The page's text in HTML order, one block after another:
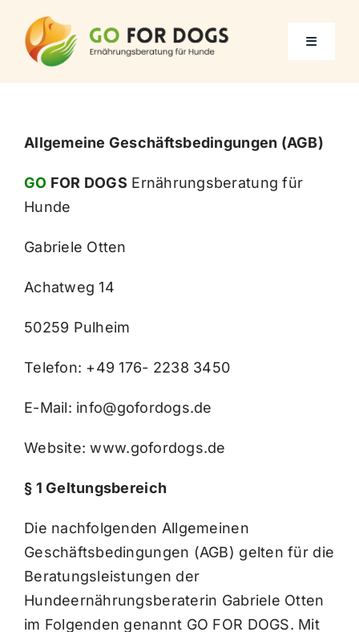
Inhalt
springen
Toggle
Meine Leistungen
Allgemeine Geschäftsbedingungen (AGB)
GO FOR DOGS Ernährungsberatung für
Hunde
Gabriele Otten
Achatweg 14
50259 Pulheim
Telefon: +49 176- 2238 3450
E-Mail: info@gofordogs.de
Website:www.gofordogs.de
§ 1 Geltungsbereich
Die nachfolgenden Allgemeinen
Geschäftsbedingungen (AGB) gelten für die
Beratungsleistungen der
Hundeernährungsberaterin Gabriele Otten
im Folgenden genannt GO FOR DOGS. Mit